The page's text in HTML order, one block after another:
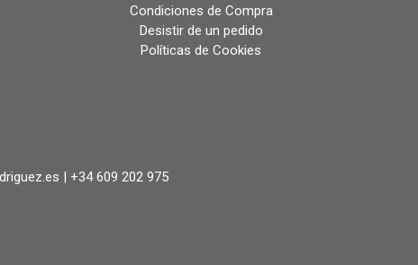
Condiciones de Compra
Desistir de un pedido
Políticas de Cookies
| +34 609 202 975